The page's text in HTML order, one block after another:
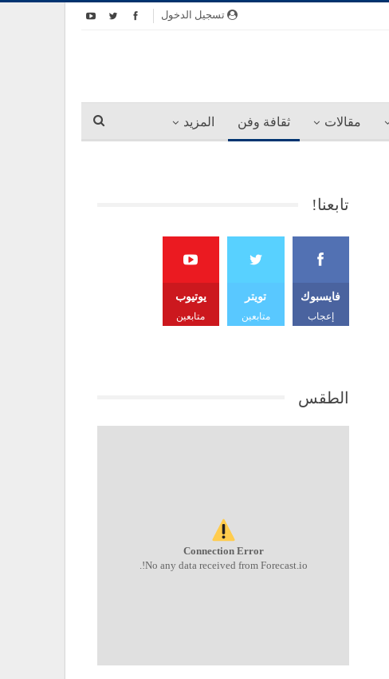
تسجيل الدخول
مقالات ثقافة وفن المزيد
تابعنا!
فايسبوك
إعجاب
تويتر
متابعين
يوتيوب
متابعين
الطقس
Connection Error
No any data received from Forecast.io!.